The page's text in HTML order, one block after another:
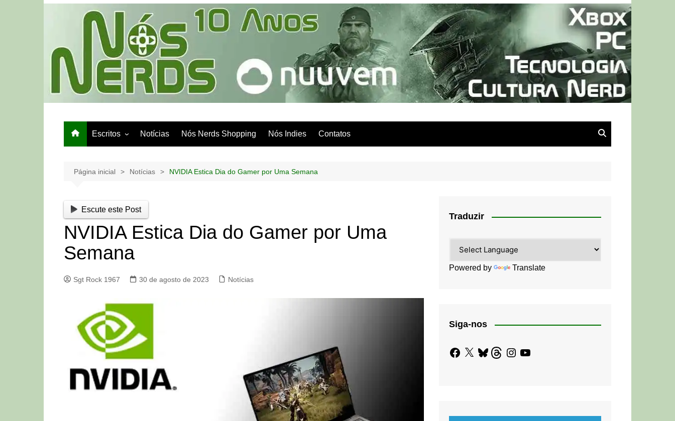
Escritos
Papo de Bar
Notícias Nós Nerds Shopping Nós Indies Contatos
Página inicial Notícias NVIDIA Estica Dia do Gamer por Uma Semana
Escute este Post
NVIDIA Estica Dia do Gamer por Uma
Semana
Sgt Rock 1967 30 de agosto de 2023 Notícias
Traduzir
Powered by Translate
Siga-nos
Facebook
X BlueskyThreadsInstagram
YouTube